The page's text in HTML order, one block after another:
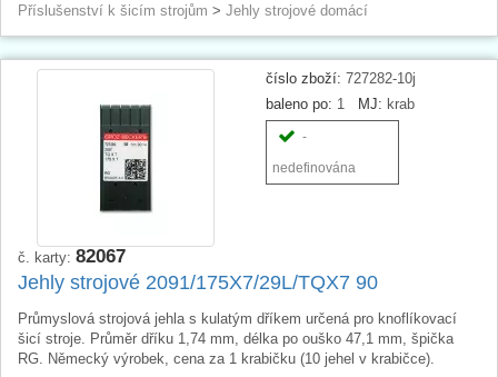
Příslušenství k šicím strojům > Jehly strojové domácí
číslo zboží: 727282-10j
baleno po: 1 MJ: krab
-
nedefinována
č. karty: 82067
Jehly strojové 2091/175X7/29L/TQX7 90
Průmyslová strojová jehla s kulatým dříkem určená pro knoflíkovací
šicí stroje. Průměr dříku 1,74 mm, délka po ouško 47,1 mm, špička
RG. Německý výrobek, cena za 1 krabičku (10 jehel v krabičce).